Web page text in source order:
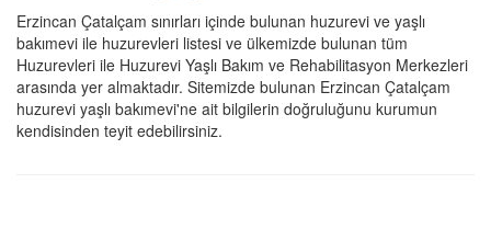
Erzincan Çatalçam sınırları içinde bulunan huzurevi ve yaşlı
bakımevi ile huzurevleri listesi ve ülkemizde bulunan tüm
Huzurevleri ile Huzurevi Yaşlı Bakım ve Rehabilitasyon Merkezleri
arasında yer almaktadır. Sitemizde bulunan Erzincan Çatalçam
huzurevi yaşlı bakımevi'ne ait bilgilerin doğruluğunu kurumun
kendisinden teyit edebilirsiniz.